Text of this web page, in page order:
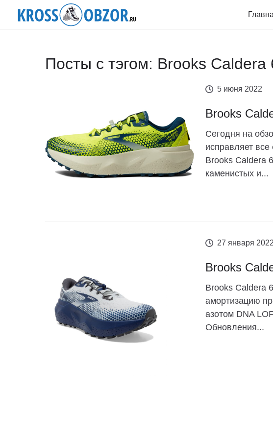
Посты с тэгом: Brooks Caldera
5 июня 2022
Brooks
Сегодня на
исправляет
Brooks Caldera
каменистых и...
27 января 2022
Brooks
Brooks Caldera
амортизацию
азотом DNA
Обновления...